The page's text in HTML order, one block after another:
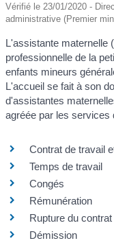
Vérifié le 23/01/2020 -
administrative (Premier
L'assistante maternelle
professionnelle de la
enfants mineurs
L'accueil se fait à son
d'assistantes
agréée par les services
Contrat de travail
Temps de travail
Congés
Rémunération
Rupture du
Démission